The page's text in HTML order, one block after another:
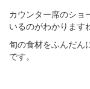
カウンター席のショ
いるのがわかります
旬の食材をふんだん
です。